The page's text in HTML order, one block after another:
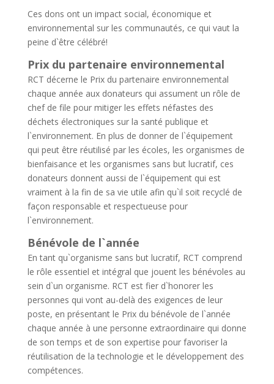
Ces dons ont un impact social, économique et
environnemental sur les communautés, ce qui vaut la
peine d`être célébré!
Prix du partenaire environnemental
RCT décerne le Prix du partenaire environnemental
chaque année aux donateurs qui assument un rôle de
chef de file pour mitiger les effets néfastes des
déchets électroniques sur la santé publique et
l`environnement. En plus de donner de l`équipement
qui peut être réutilisé par les écoles, les organismes de
bienfaisance et les organismes sans but lucratif, ces
donateurs donnent aussi de l`équipement qui est
vraiment à la fin de sa vie utile afin qu`il soit recyclé de
façon responsable et respectueuse pour
l`environnement.
Bénévole de l`année
En tant qu`organisme sans but lucratif, RCT comprend
le rôle essentiel et intégral que jouent les bénévoles au
sein d`un organisme. RCT est fier d`honorer les
personnes qui vont au-delà des exigences de leur
poste, en présentant le Prix du bénévole de l`année
chaque année à une personne extraordinaire qui donne
de son temps et de son expertise pour favoriser la
réutilisation de la technologie et le développement des
compétences.